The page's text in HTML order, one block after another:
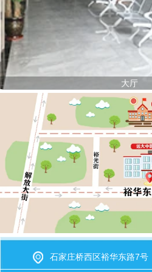
大厅
石家庄桥西区裕华东路7号